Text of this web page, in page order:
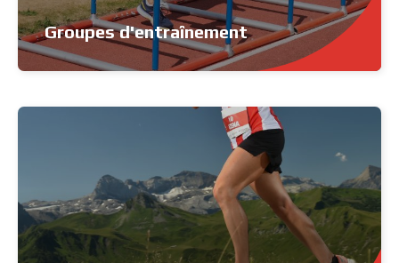
Groupes d'entraînement